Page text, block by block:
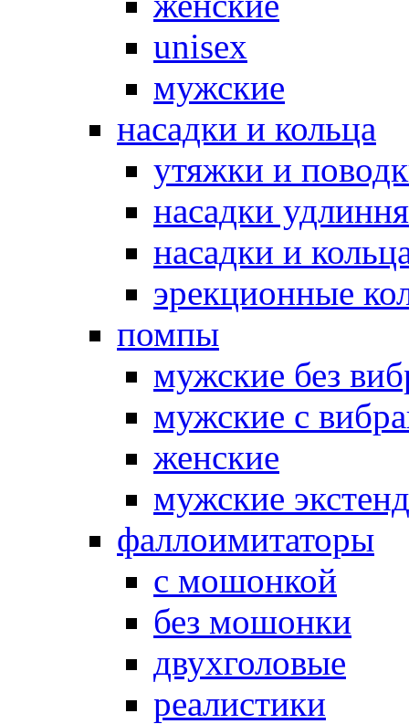
unisex
мужские
насадки и кольца
утяжки и
насадки
насадки и
эрекционные
помпы
мужские без
мужские с
женские
мужские
фаллоимитаторы
с мошонкой
без мошонки
двухголовые
реалистики